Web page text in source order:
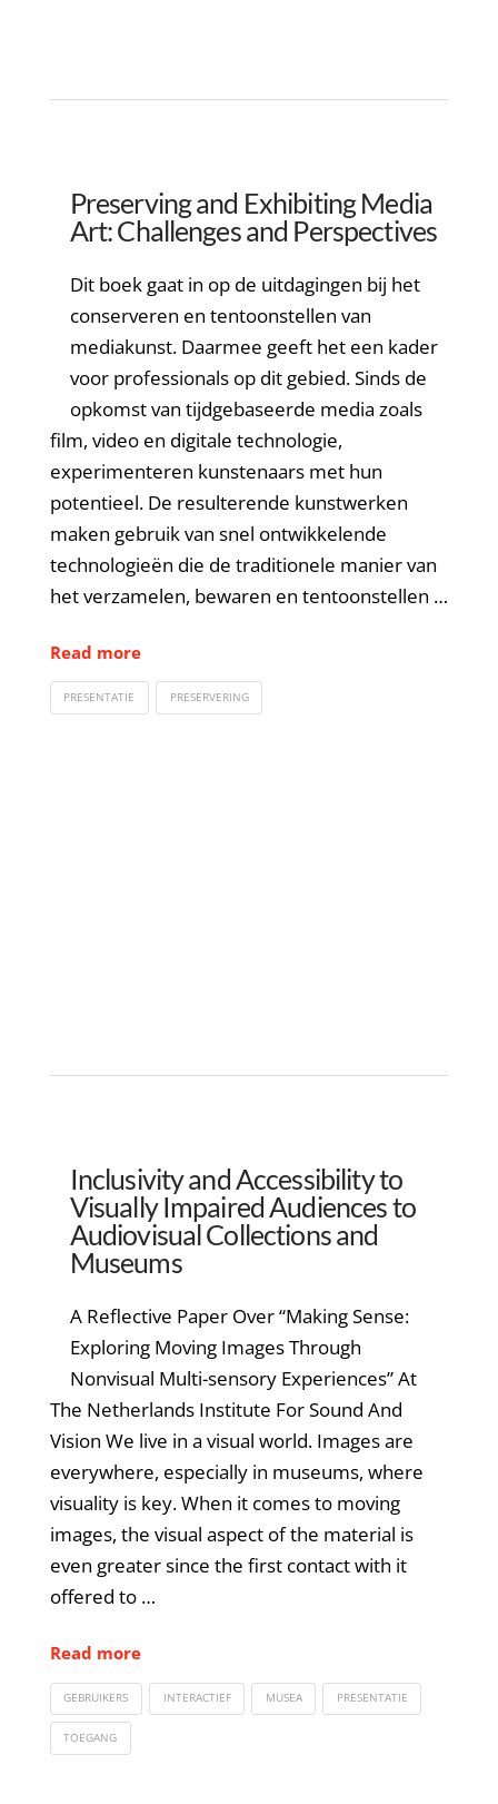
Preserving and Exhibiting Media
Art: Challenges and Perspectives
Dit boek gaat in op de uitdagingen bij het
conserveren en tentoonstellen van
mediakunst. Daarmee geeft het een kader
voor professionals op dit gebied. Sinds de
opkomst van tijdgebaseerde media zoals
film, video en digitale technologie,
experimenteren kunstenaars met hun
potentieel. De resulterende kunstwerken
maken gebruik van snel ontwikkelende
technologieën die de traditionele manier van
het verzamelen, bewaren en tentoonstellen …
Read more
PRESENTATIE PRESERVERING
Inclusivity and Accessibility to
Visually Impaired Audiences to
Audiovisual Collections and
Museums
A Reflective Paper Over “Making Sense:
Exploring Moving Images Through
Nonvisual Multi-sensory Experiences” At
The Netherlands Institute For Sound And
Vision We live in a visual world. Images are
everywhere, especially in museums, where
visuality is key. When it comes to moving
images, the visual aspect of the material is
even greater since the first contact with it
offered to …
Read more
GEBRUIKERS INTERACTIEF MUSEA PRESENTATIE
TOEGANG